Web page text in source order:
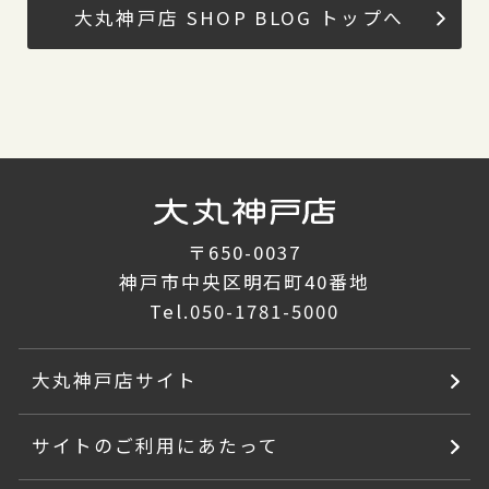
大丸神戸店 SHOP BLOG トップへ
〒650-0037
神戸市中央区明石町40番地
Tel.050-1781-5000
大丸神戸店サイト
サイトのご利用にあたって